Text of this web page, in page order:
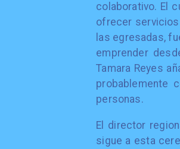
colaborativo. El
ofrecer servicios
las egresadas,
emprender
Tamara Reyes
probablemente
personas.
El director
sigue a esta